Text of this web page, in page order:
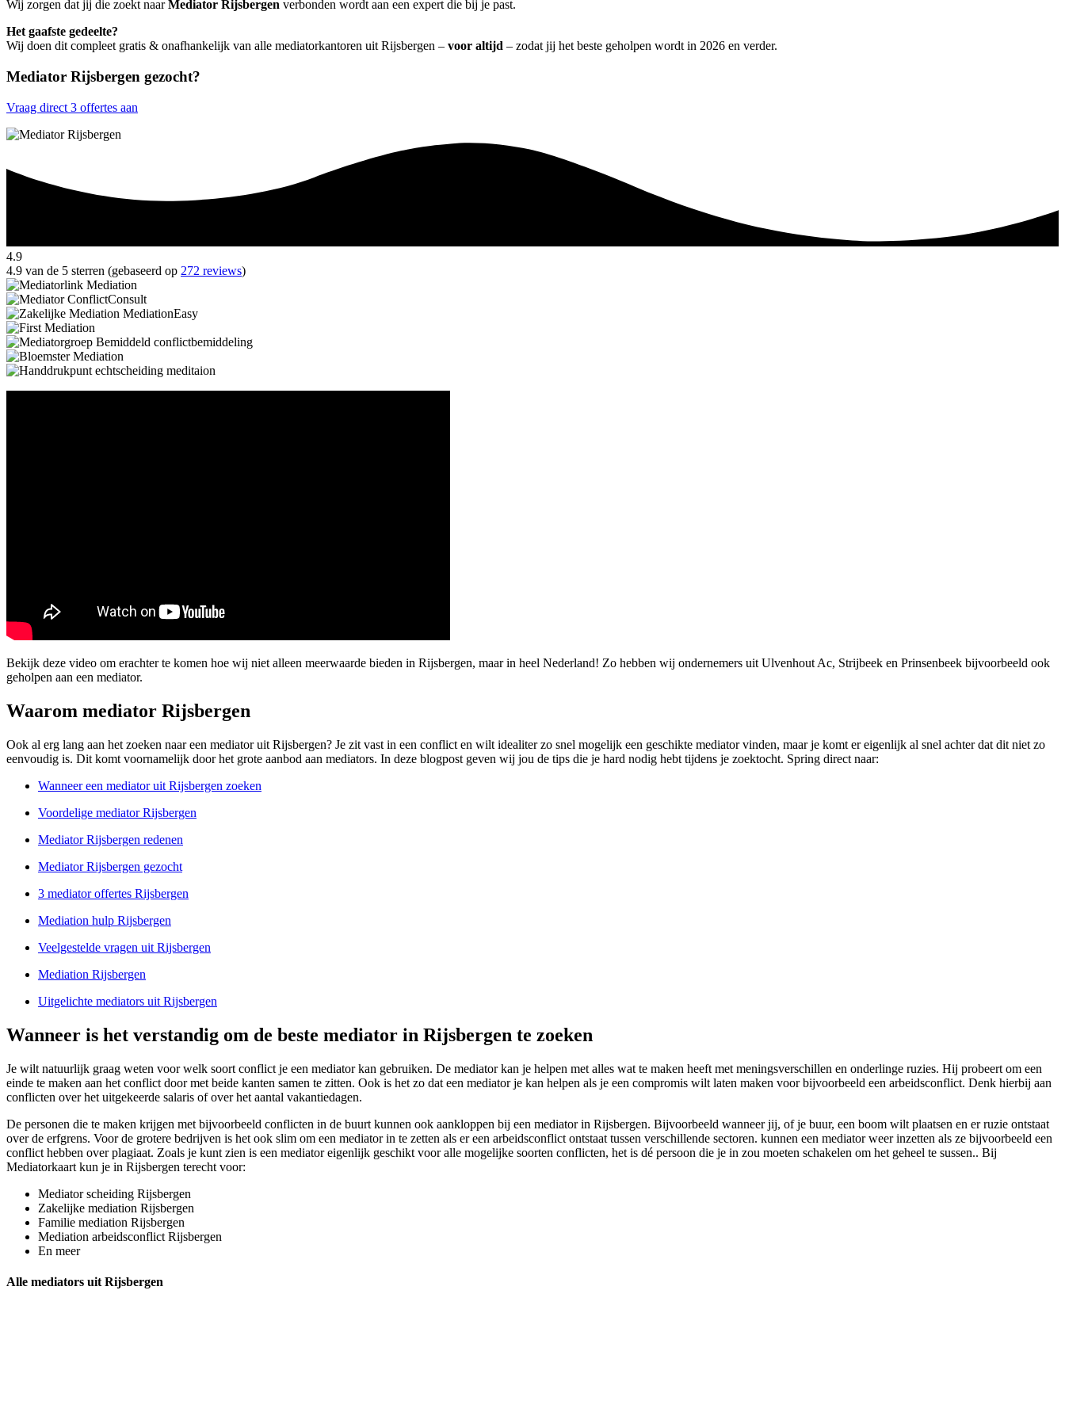
Wij zorgen dat jij die zoekt naarMediator Rijsbergen verbonden wordt aan een expert die bij je past.
Het gaafste gedeelte?
Wij doen dit compleet gratis & onafhankelijk van alle mediatorkantoren uit Rijsbergen – voor altijd – zodat jij het beste geholpen wordt in 2026 en verder.
Mediator Rijsbergen gezocht?
Vraag direct 3 offertes aan
4.9
4.9 van de 5 sterren (gebaseerd op 272 reviews)
Bekijk deze video om erachter te komen hoe wij niet alleen meerwaarde bieden in Rijsbergen, maar in heel Nederland! Zo hebben wij ondernemers uit Ulvenhout Ac, Strijbeek en Prinsenbeek bijvoorbeeld ook
geholpen aan een mediator.
Waarom mediator Rijsbergen
Ook al erg lang aan het zoeken naar een mediator uit Rijsbergen? Je zit vast in een conflict en wilt idealiter zo snel mogelijk een geschikte mediator vinden, maar je komt er eigenlijk al snel achter dat dit niet zo
eenvoudig is. Dit komt voornamelijk door het grote aanbod aan mediators. In deze blogpost geven wij jou de tips die je hard nodig hebt tijdens je zoektocht. Spring direct naar:
Wanneer een mediator uit Rijsbergen zoeken
Voordelige mediator Rijsbergen
Mediator Rijsbergen redenen
Mediator Rijsbergen gezocht
3 mediator offertes Rijsbergen
Mediation hulp Rijsbergen
Veelgestelde vragen uit Rijsbergen
Mediation Rijsbergen
Uitgelichte mediators uit Rijsbergen
Wanneer is het verstandig om de beste mediator in Rijsbergen te zoeken
Je wilt natuurlijk graag weten voor welk soort conflict je een mediator kan gebruiken. De mediator kan je helpen met alles wat te maken heeft met meningsverschillen en onderlinge ruzies. Hij probeert om een
einde te maken aan het conflict door met beide kanten samen te zitten. Ook is het zo dat een mediator je kan helpen als je een compromis wilt laten maken voor bijvoorbeeld een arbeidsconflict. Denk hierbij aan
conflicten over het uitgekeerde salaris of over het aantal vakantiedagen.
De personen die te maken krijgen met bijvoorbeeld conflicten in de buurt kunnen ook aankloppen bij een mediator in Rijsbergen. Bijvoorbeeld wanneer jij, of je buur, een boom wilt plaatsen en er ruzie ontstaat
over de erfgrens. Voor de grotere bedrijven is het ook slim om een mediator in te zetten als er een arbeidsconflict ontstaat tussen verschillende sectoren. kunnen een mediator weer inzetten als ze bijvoorbeeld een
conflict hebben over plagiaat. Zoals je kunt zien is een mediator eigenlijk geschikt voor alle mogelijke soorten conflicten, het is dé persoon die je in zou moeten schakelen om het geheel te sussen.. Bij
Mediatorkaart kun je in Rijsbergen terecht voor:
Mediator scheiding Rijsbergen
Zakelijke mediation Rijsbergen
Familie mediation Rijsbergen
Mediation arbeidsconflict Rijsbergen
En meer
Alle mediators uit Rijsbergen